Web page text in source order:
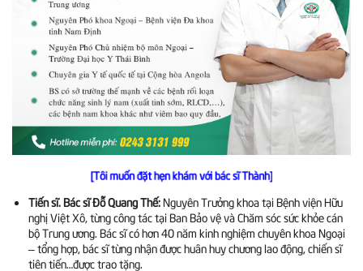
[Tôi muốn đặt hẹn khám với bác sĩ Thành]
Tiến sĩ. Bác sĩ Đỗ Quang Thế:Nguyên Trưởng khoa tại Bệnh viện Hữu
nghị Việt Xô, từng công tác tại Ban Bảo vệ và Chăm sóc sức khỏe cán
bộ Trung ương. Bác sĩ có hơn 40 năm kinh nghiệm chuyên khoa Ngoại
– tổng hợp, bác sĩ từng nhận được huân huy chương lao động, chiến sĩ
tiên tiến…được trao tặng.